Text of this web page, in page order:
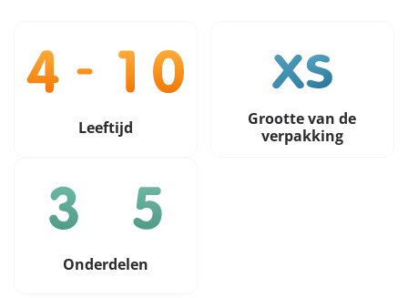
Leeftijd
Grootte van de
verpakking
Onderdelen